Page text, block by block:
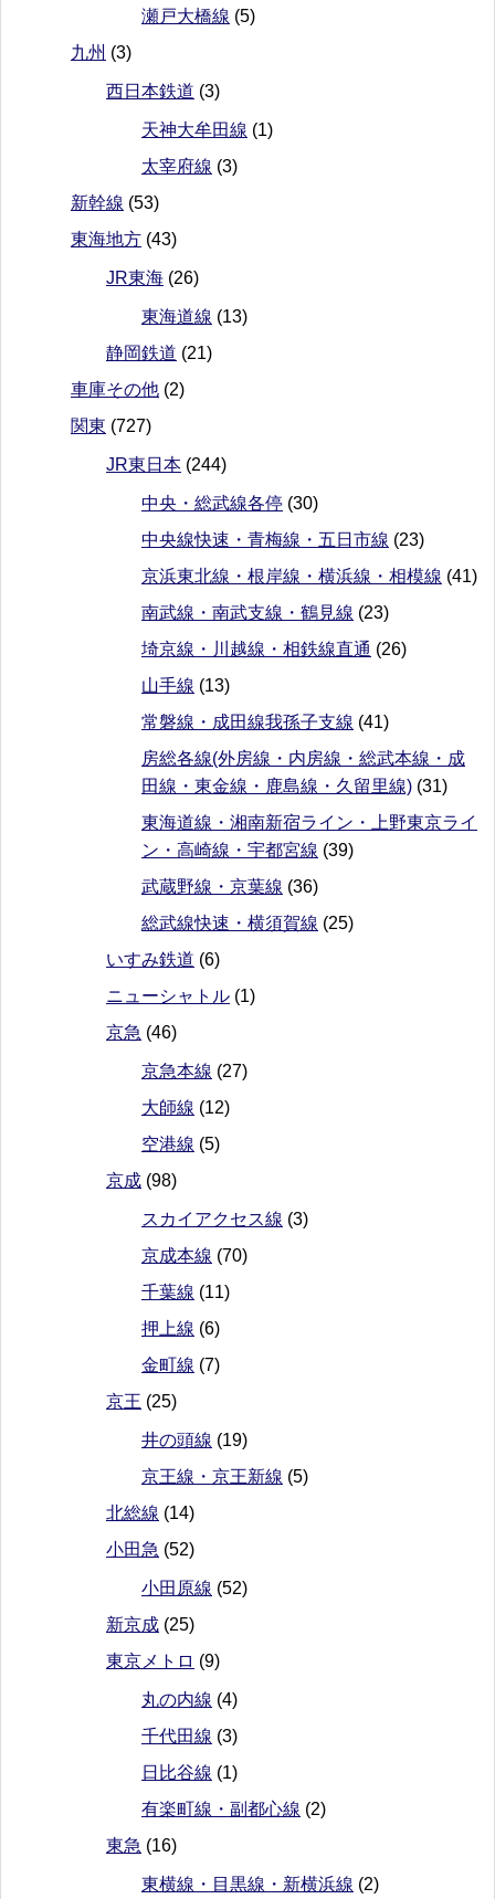
瀬戸大橋線 (5)
九州 (3)
西日本鉄道 (3)
天神大牟田線 (1)
太宰府線 (3)
新幹線 (53)
東海地方 (43)
JR東海 (26)
東海道線 (13)
静岡鉄道 (21)
車庫その他 (2)
関東 (727)
JR東日本 (244)
中央・総武線各停 (30)
中央線快速・青梅線・五日市線 (23)
京浜東北線・根岸線・横浜線・相模線 (41)
南武線・南武支線・鶴見線 (23)
埼京線・川越線・相鉄線直通 (26)
山手線 (13)
常磐線・成田線我孫子支線 (41)
房総各線(外房線・内房線・総武本線・成
田線・東金線・鹿島線・久留里線) (31)
東海道線・湘南新宿ライン・上野東京ライ
ン・高崎線・宇都宮線 (39)
武蔵野線・京葉線 (36)
総武線快速・横須賀線 (25)
いすみ鉄道 (6)
ニューシャトル (1)
京急 (46)
京急本線 (27)
大師線 (12)
空港線 (5)
京成 (98)
スカイアクセス線 (3)
京成本線 (70)
千葉線 (11)
押上線 (6)
金町線 (7)
京王 (25)
井の頭線 (19)
京王線・京王新線 (5)
北総線 (14)
小田急 (52)
小田原線 (52)
新京成 (25)
東京メトロ (9)
丸の内線 (4)
千代田線 (3)
日比谷線 (1)
有楽町線・副都心線 (2)
東急 (16)
東横線・目黒線・新横浜線 (2)